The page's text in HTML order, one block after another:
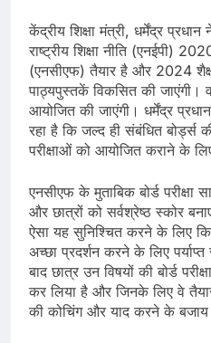
केंद्रीय शिक्षा मंत्री, धर्मेंद्र
राष्ट्रीय शिक्षा नीति (एनईपी)
(एनसीएफ) तैयार है और 2024
पाठ्यपुस्तकें विकसित की जाएंगी।
आयोजित की जाएंगी। धर्मेंद्र
रहा है कि जल्द ही संबंधित बोर्ड्स
परीक्षाओं को आयोजित कराने के
एनसीएफ के मुताबिक बोर्ड परीक्षा
और छात्रों को सर्वश्रेष्ठ स्कोर
ऐसा यह सुनिश्चित करने के लिए
अच्छा प्रदर्शन करने के लिए
बाद छात्र उन विषयों की बोर्ड
कर लिया है और जिनके लिए वे तैयार
की कोचिंग और याद करने के बजाय